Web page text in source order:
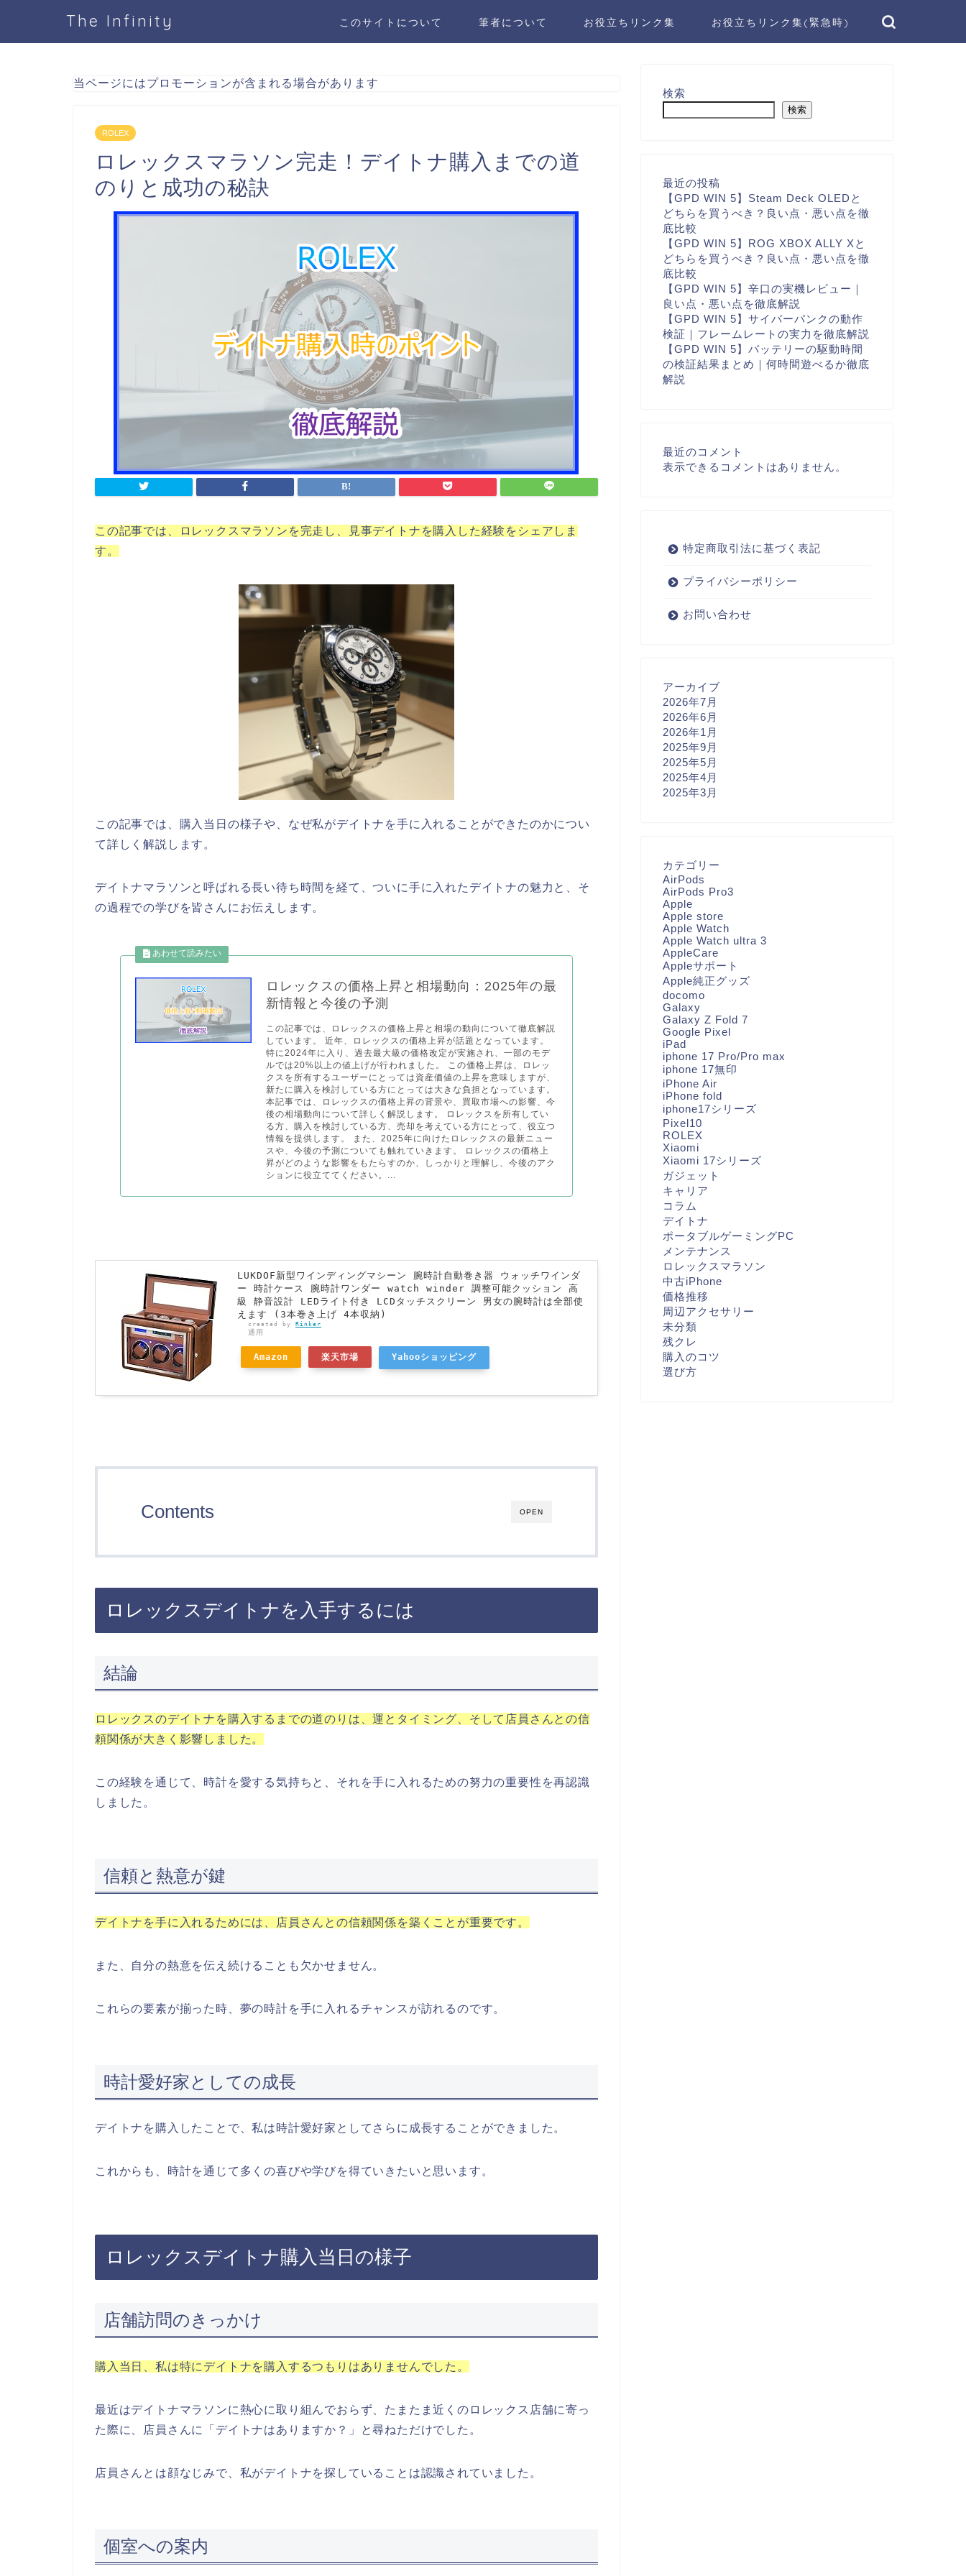
The Infinity このサイトについて 筆者について お役立ちリンク集 お役立ちリンク集(緊急時)
当ページにはプロモーションが含まれる場合があります
ROLEX
ロレックスマラソン完走！デイトナ購入までの道
のりと成功の秘訣
この記事では、ロレックスマラソンを完走し、見事デイトナを購入した経験をシェアしま
す。
この記事では、購入当日の様子や、なぜ私がデイトナを手に入れることができたのかについ
て詳しく解説します。
デイトナマラソンと呼ばれる長い待ち時間を経て、ついに手に入れたデイトナの魅力と、そ
の過程での学びを皆さんにお伝えします。
ロレックスの価格上昇と相場動向：2025年の最
新情報と今後の予測
この記事では、ロレックスの価格上昇と相場の動向について徹底解説
しています。 近年、ロレックスの価格上昇が話題となっています。
特に2024年に入り、過去最大級の価格改定が実施され、一部のモデ
ルでは20%以上の値上げが行われました。 この価格上昇は、ロレッ
クスを所有するユーザーにとっては資産価値の上昇を意味しますが、
新たに購入を検討している方にとっては大きな負担となっています。
本記事では、ロレックスの価格上昇の背景や、買取市場への影響、今
後の相場動向について詳しく解説します。 ロレックスを所有してい
る方、購入を検討している方、売却を考えている方にとって、役立つ
情報を提供します。 また、2025年に向けたロレックスの最新ニュー
スや、今後の予測についても触れていきます。 ロレックスの価格上
昇がどのような影響をもたらすのか、しっかりと理解し、今後のアク
ションに役立ててください。...
LUKDOF新型ワインディングマシーン 腕時計自動巻き器 ウォッチワインダ
ー 時計ケース 腕時計ワンダー watch winder 調整可能クッション 高
級 静音設計 LEDライト付き LCDタッチスクリーン 男女の腕時計は全部使
えます (3本巻き上げ 4本収納)
created by Rinker
通用
Amazon 楽天市場 Yahooショッピング
OPEN
Contents
ロレックスデイトナを入手するには
結論
ロレックスのデイトナを購入するまでの道のりは、運とタイミング、そして店員さんとの信
頼関係が大きく影響しました。
この経験を通じて、時計を愛する気持ちと、それを手に入れるための努力の重要性を再認識
しました。
信頼と熱意が鍵
デイトナを手に入れるためには、店員さんとの信頼関係を築くことが重要です。
また、自分の熱意を伝え続けることも欠かせません。
これらの要素が揃った時、夢の時計を手に入れるチャンスが訪れるのです。
時計愛好家としての成長
デイトナを購入したことで、私は時計愛好家としてさらに成長することができました。
これからも、時計を通じて多くの喜びや学びを得ていきたいと思います。
ロレックスデイトナ購入当日の様子
店舗訪問のきっかけ
購入当日、私は特にデイトナを購入するつもりはありませんでした。
最近はデイトナマラソンに熱心に取り組んでおらず、たまたま近くのロレックス店舗に寄っ
た際に、店員さんに「デイトナはありますか？」と尋ねただけでした。
店員さんとは顔なじみで、私がデイトナを探していることは認識されていました。
個室への案内
検索
検索
最近の投稿
【GPD WIN 5】Steam Deck OLEDと
どちらを買うべき？良い点・悪い点を徹
底比較
【GPD WIN 5】ROG XBOX ALLY Xと
どちらを買うべき？良い点・悪い点を徹
底比較
【GPD WIN 5】辛口の実機レビュー｜
良い点・悪い点を徹底解説
【GPD WIN 5】サイバーパンクの動作
検証｜フレームレートの実力を徹底解説
【GPD WIN 5】バッテリーの駆動時間
の検証結果まとめ｜何時間遊べるか徹底
解説
最近のコメント
表示できるコメントはありません。
特定商取引法に基づく表記
プライバシーポリシー
お問い合わせ
アーカイブ
2026年7月
2026年6月
2026年1月
2025年9月
2025年5月
2025年4月
2025年3月
カテゴリー
AirPods
AirPods Pro3
Apple
Apple store
Apple Watch
Apple Watch ultra 3
AppleCare
Appleサポート
Apple純正グッズ
docomo
Galaxy
Galaxy Z Fold 7
Google Pixel
iPad
iphone 17 Pro/Pro max
iphone 17無印
iPhone Air
iPhone fold
iphone17シリーズ
Pixel10
ROLEX
Xiaomi
Xiaomi 17シリーズ
ガジェット
キャリア
コラム
デイトナ
ポータブルゲーミングPC
メンテナンス
ロレックスマラソン
中古iPhone
価格推移
周辺アクセサリー
未分類
残クレ
購入のコツ
選び方